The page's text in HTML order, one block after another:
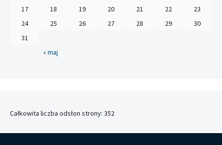
17
18 19 20 21 22
23
24
25 26 27 28 29
30
31
« maj
Całkowita liczba odsłon strony: 352